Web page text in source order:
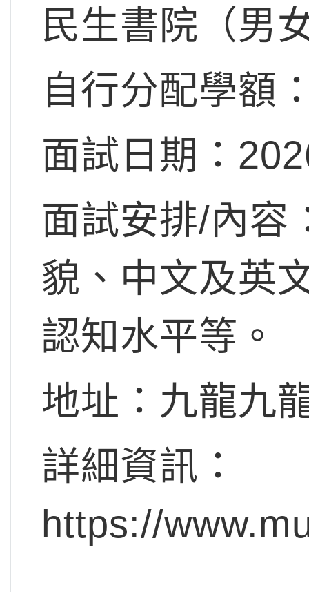
民生書院（男
自行分配學額
面試日期：
面試安排/內容
貌、中文及英
認知水平等。
地址：九龍九
詳細資訊：
https://